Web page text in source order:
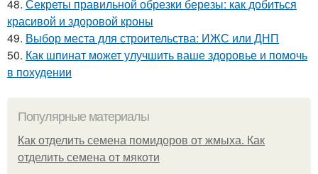
48. Секреты правильной обрезки березы: как добиться
красивой и здоровой кроны
49. Выбор места для строительства: ИЖС или ДНП
50. Как шпинат может улучшить ваше здоровье и помочь
в похудении
Популярные материалы
Как отделить семена помидоров от жмыха. Как
отделить семена от мякоти